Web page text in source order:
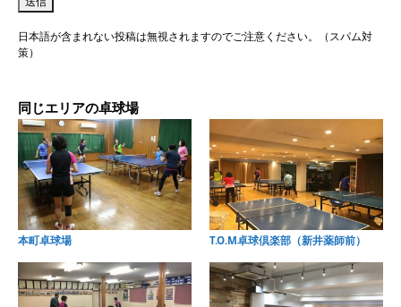
日本語が含まれない投稿は無視されますのでご注意ください。（スパム対
策）
同じエリアの卓球場
本町卓球場 T.O.M卓球倶楽部（新井薬師前）